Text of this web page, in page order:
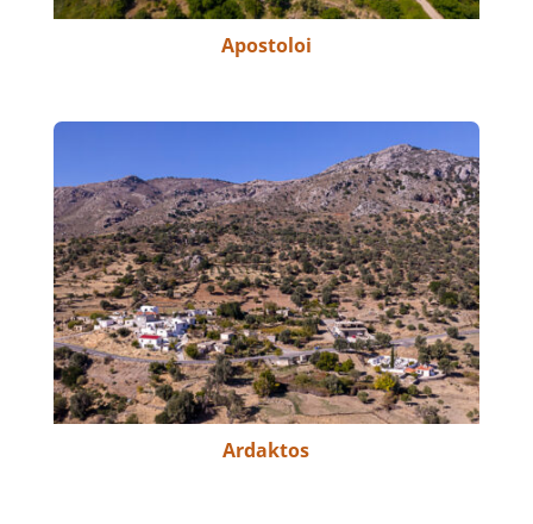
Apostoloi
Ardaktos